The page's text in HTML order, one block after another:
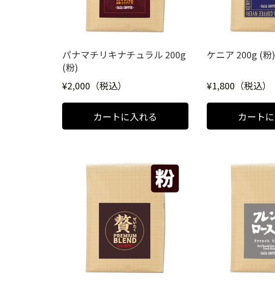
パナマチリキナチュラル 200g
(粉)
¥2,000（税込）
ケニア 200g (粉)
¥1,800（税込）